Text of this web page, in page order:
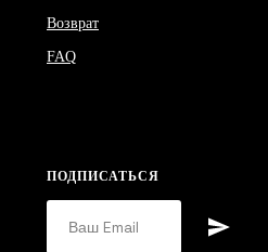
Возврат
FAQ
ПОДПИСАТЬСЯ